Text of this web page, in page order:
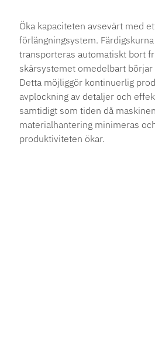
Öka kapaciteten avsevärt med
förlängningsystem.
transporteras automatiskt bort
skärsystemet omedelbart börjar
Detta möjliggör kontinuerlig
avplockning av detaljer och
samtidigt som tiden då
materialhantering minimeras
produktiviteten ökar.